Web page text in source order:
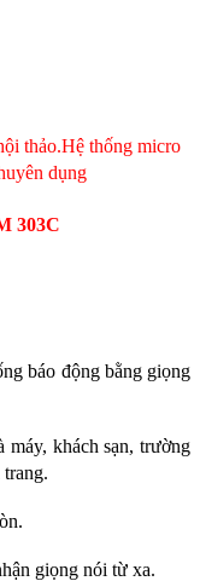
thảo.Hệ thống micro
dụng
303C
báo động bằng giọng
khách sạn, trường
giọng nói từ xa.